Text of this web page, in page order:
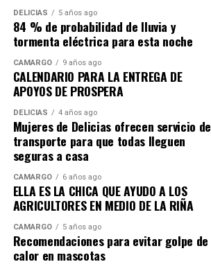
DELICIAS 5 años ago
84 % de probabilidad de lluvia y
tormenta eléctrica para esta noche
CAMARGO 9 años ago
CALENDARIO PARA LA ENTREGA DE
APOYOS DE PROSPERA
DELICIAS 4 años ago
Mujeres de Delicias ofrecen servicio de
transporte para que todas lleguen
seguras a casa
CAMARGO 6 años ago
ELLA ES LA CHICA QUE AYUDO A LOS
AGRICULTORES EN MEDIO DE LA RIÑA
CAMARGO 5 años ago
Recomendaciones para evitar golpe de
calor en mascotas